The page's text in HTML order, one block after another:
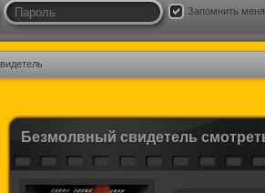
Запомнить меня
Безмолвный свидетель